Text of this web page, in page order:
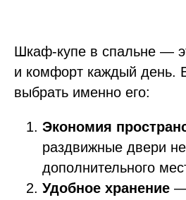
Шкаф‑купе в спальне —
и комфорт каждый день.
выбрать именно его:
Экономия
раздвижные двери
дополнительного
Удобное хранение —